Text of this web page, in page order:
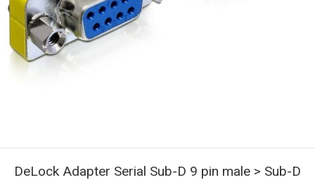
DeLock Adapter Serial Sub-D 9 pin male > Sub-D